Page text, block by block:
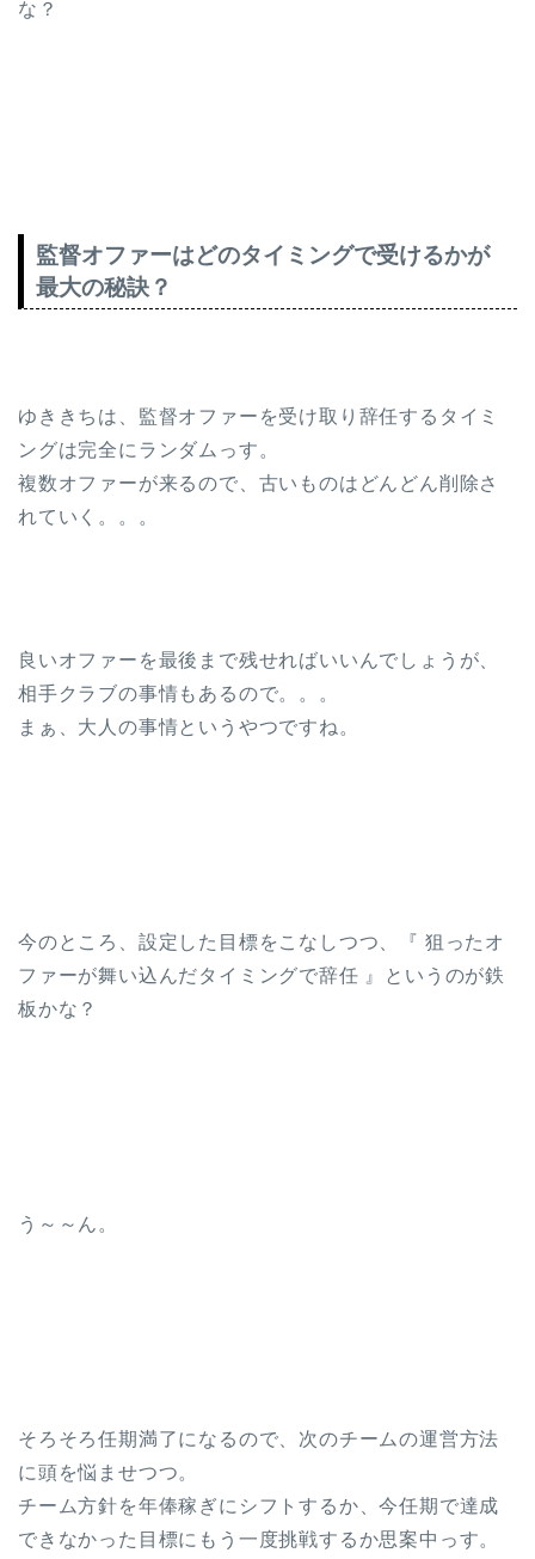
な？
監督オファーはどのタイミングで受けるかが
最大の秘訣？
ゆききちは、監督オファーを受け取り辞任するタイミ
ングは完全にランダムっす。
複数オファーが来るので、古いものはどんどん削除さ
れていく。。。
良いオファーを最後まで残せればいいんでしょうが、
相手クラブの事情もあるので。。。
まぁ、大人の事情というやつですね。
今のところ、設定した目標をこなしつつ、『 狙ったオ
ファーが舞い込んだタイミングで辞任 』というのが鉄
板かな？
う～～ん。
そろそろ任期満了になるので、次のチームの運営方法
に頭を悩ませつつ。
チーム方針を年俸稼ぎにシフトするか、今任期で達成
できなかった目標にもう一度挑戦するか思案中っす。